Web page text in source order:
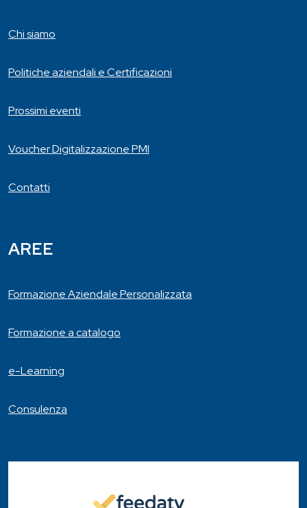
Chi siamo
Politiche aziendali e Certificazioni
Prossimi eventi
Voucher Digitalizzazione PMI
Contatti
AREE
Formazione Aziendale Personalizzata
Formazione a catalogo
e-Learning
Consulenza